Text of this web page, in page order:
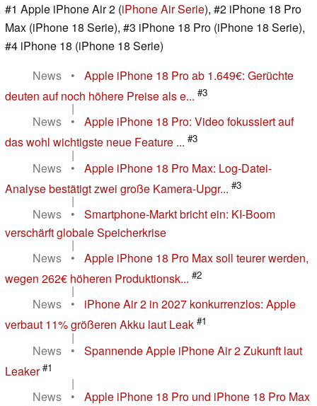
#1 Apple iPhone Air 2 (iPhone Air Serie), #2 iPhone 18 Pro
Max (iPhone 18 Serie), #3 iPhone 18 Pro (iPhone 18 Serie),
#4 iPhone 18 (iPhone 18 Serie)
News
•
Apple iPhone 18 Pro ab 1.649€: Gerüchte
deuten auf noch höhere Preise als e... #3
|
News
•
Apple iPhone 18 Pro: Video fokussiert auf
das wohl wichtigste neue Feature ... #3
|
News
•
Apple iPhone 18 Pro Max: Log-Datei-
Analyse bestätigt zwei große Kamera-Upgr... #3
|
News
•
Smartphone-Markt bricht ein: KI-Boom
verschärft globale Speicherkrise
|
News
•
Apple iPhone 18 Pro Max soll teurer werden,
wegen 262€ höheren Produktionsk... #2
|
News
•
iPhone Air 2 in 2027 konkurrenzlos: Apple
verbaut 11% größeren Akku laut Leak #1
|
News
•
Spannende Apple iPhone Air 2 Zukunft laut
Leaker #1
|
News
•
Apple iPhone 18 Pro und iPhone 18 Pro Max